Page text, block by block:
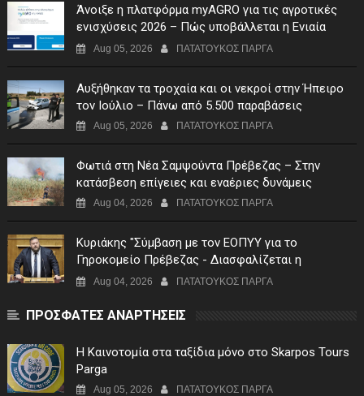
Άνοιξε η πλατφόρμα myAGRO για τις αγροτικές
ενισχύσεις 2026 – Πώς υποβάλλεται η Ενιαία
Αίτηση Ενίσχυσης
Aug 05, 2026 ΠΑΤΑΤΟΥΚΟΣ ΠΑΡΓΑ
Αυξήθηκαν τα τροχαία και οι νεκροί στην Ήπειρο
τον Ιούλιο – Πάνω από 5.500 παραβάσεις
Aug 05, 2026 ΠΑΤΑΤΟΥΚΟΣ ΠΑΡΓΑ
Φωτιά στη Νέα Σαμψούντα Πρέβεζας – Στην
κατάσβεση επίγειες και εναέριες δυνάμεις
Aug 04, 2026 ΠΑΤΑΤΟΥΚΟΣ ΠΑΡΓΑ
Κυριάκης "Σύμβαση με τον ΕΟΠΥΥ για το
Γηροκομείο Πρέβεζας - Διασφαλίζεται η
χρηματοδότηση της λειτουργίας του"
Aug 04, 2026 ΠΑΤΑΤΟΥΚΟΣ ΠΑΡΓΑ
ΠΡΟΣΦΑΤΕΣ ΑΝΑΡΤΗΣΕΙΣ
Η Καινοτομία στα ταξίδια μόνο στο Skarpos Tours
Parga
Aug 05, 2026 ΠΑΤΑΤΟΥΚΟΣ ΠΑΡΓΑ